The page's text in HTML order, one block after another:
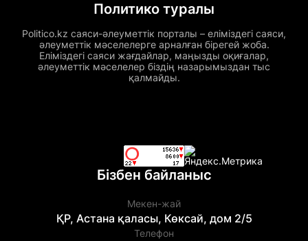
Политико туралы
Politico.kz саяси-әлеуметтік порталы – еліміздегі саяси,
әлеуметтік мәселелерге арналған бірегей жоба.
Еліміздегі саяси жағдайлар, маңызды оқиғалар,
әлеуметтік мәселелер біздің назарымыздан тыс
қалмайды.
Бізбен байланыс
Мекен-жай
ҚР, Астана қаласы, Көксай, дом 2/5
Телефон